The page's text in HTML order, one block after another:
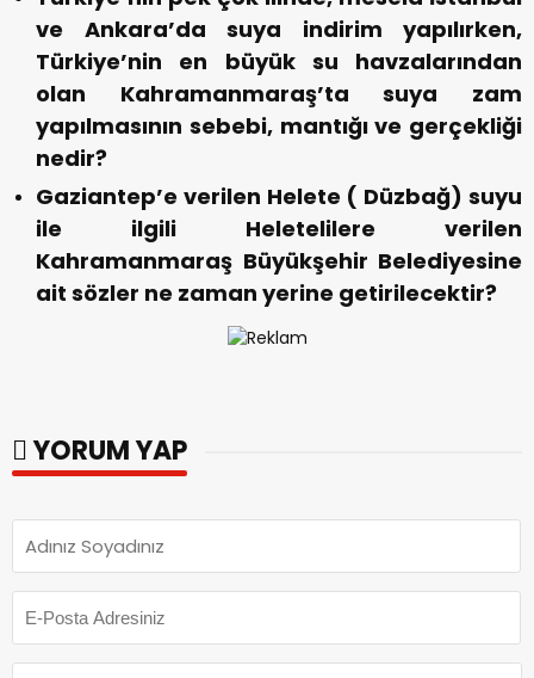
ve Ankara’da suya indirim yapılırken,
Türkiye’nin en büyük su havzalarından
olan Kahramanmaraş’ta suya zam
yapılmasının sebebi, mantığı ve gerçekliği
nedir?
Gaziantep’e verilen Helete ( Düzbağ) suyu
ile ilgili Heletelilere verilen
Kahramanmaraş Büyükşehir Belediyesine
ait sözler ne zaman yerine getirilecektir?
YORUM YAP